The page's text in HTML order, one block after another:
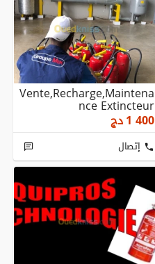
Vente,recharge,maintena
Nce Extincteur
1 400دج
إتصال